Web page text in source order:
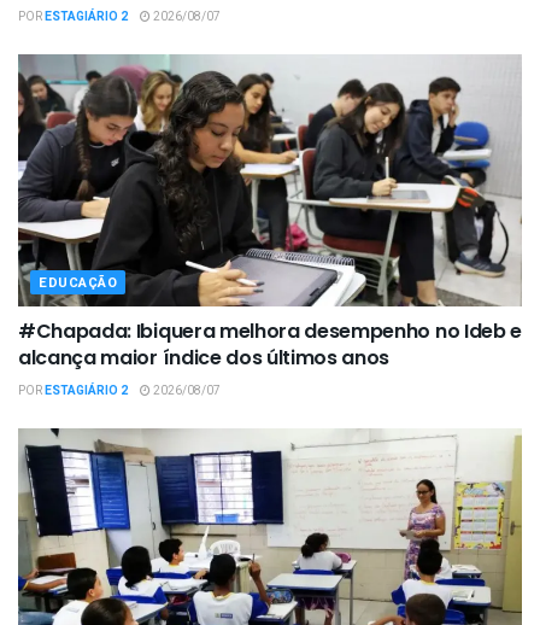
PORESTAGIÁRIO 2 2026/08/07
EDUCAÇÃO
#Chapada: Ibiquera melhora desempenho no Ideb e
alcança maior índice dos últimos anos
PORESTAGIÁRIO 2 2026/08/07